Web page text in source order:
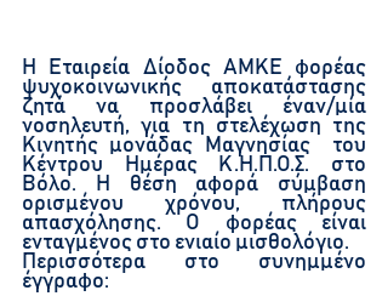
Η Εταιρεία Δίοδος AΜΚΕ φορέας
ψυχοκοινωνικής αποκατάστασης
ζητά να προσλάβει έναν/μία
νοσηλευτή, για τη στελέχωση της
Κινητής μονάδας Μαγνησίας  του
Κέντρου Ημέρας Κ.Η.Π.Ο.Σ. στο
Βόλο. Η θέση αφορά σύμβαση
ορισμένου χρόνου, πλήρους
απασχόλησης. Ο φορέας είναι
ενταγμένος στο ενιαίο μισθολόγιο.
Περισσότερα στο συνημμένο
έγγραφο: